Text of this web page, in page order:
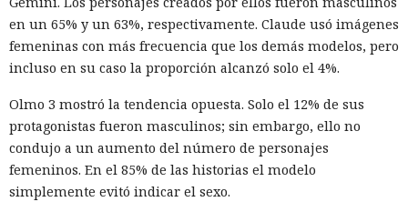
ser arrestado y que destruyó pruebas con antelación.
A las víctimas de incidentes similares se les recomienda
la autenticación multifactor para los servicios en la nube y
vigilar la actividad de las cuentas por accesos desde
dispositivos desconocidos.
Una sola consulta dio acceso a
SYSTEM: convirtieron una base
de datos Oracle en base para un
en un 65% y un 63%, respectivamente. Claude usó imágenes
femeninas con más frecuencia que los demás modelos, pero
incluso en su caso la proporción alcanzó solo el 4%.
Olmo 3 mostró la tendencia opuesta. Solo el 12% de sus
protagonistas fueron masculinos; sin embargo, ello no
condujo a un aumento del número de personajes
femeninos. En el 85% de las historias el modelo
simplemente evitó indicar el sexo.